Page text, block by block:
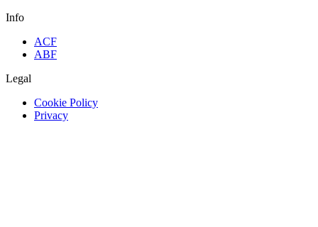
Info
ACF
ABF
Legal
Cookie Policy
Privacy